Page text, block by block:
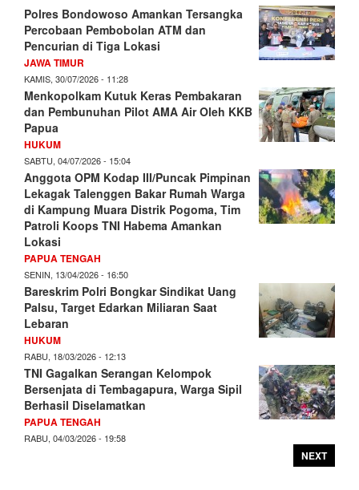
Polres Bondowoso Amankan Tersangka
Percobaan Pembobolan ATM dan
Pencurian di Tiga Lokasi
JAWA TIMUR
KAMIS, 30/07/2026 - 11:28
Menkopolkam Kutuk Keras Pembakaran
dan Pembunuhan Pilot AMA Air Oleh KKB
Papua
HUKUM
SABTU, 04/07/2026 - 15:04
Anggota OPM Kodap III/Puncak Pimpinan
Lekagak Talenggen Bakar Rumah Warga
di Kampung Muara Distrik Pogoma, Tim
Patroli Koops TNI Habema Amankan
Lokasi
PAPUA TENGAH
SENIN, 13/04/2026 - 16:50
Bareskrim Polri Bongkar Sindikat Uang
Palsu, Target Edarkan Miliaran Saat
Lebaran
HUKUM
RABU, 18/03/2026 - 12:13
TNI Gagalkan Serangan Kelompok
Bersenjata di Tembagapura, Warga Sipil
Berhasil Diselamatkan
PAPUA TENGAH
RABU, 04/03/2026 - 19:58
NEXT